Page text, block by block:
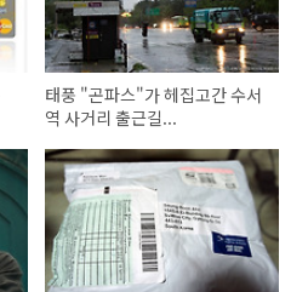
태풍 "곤파스"가 헤집고간 수서
역 사거리 출근길...